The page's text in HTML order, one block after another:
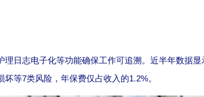
日志电子化等功能确保工作可追溯。近半年数据
等7类风险，年保费仅占收入的1.2%。